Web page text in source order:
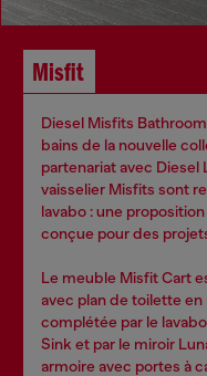
Misfit
Diesel Misfits
bains de la nouvelle
partenariat avec
vaisselier Misfits sont
lavabo : une
conçue pour des
Le meuble Misfit Cart
avec plan de toilette
complétée par le
Sink et par le miroir
armoire avec portes à